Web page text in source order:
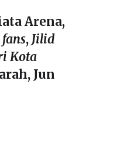
Arena,
fans, Jilid
Kota
Jun